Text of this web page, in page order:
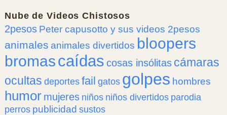
Nube deVideos Chistosos
2pesos Peter capusotto y sus videos 2pesos
animales animales divertidos bloopers
bromascaídas cosas insólitas cámaras
ocultas deportes fail gatos golpes hombres
humor mujeres niños niños divertidos parodia
perros publicidad sustos